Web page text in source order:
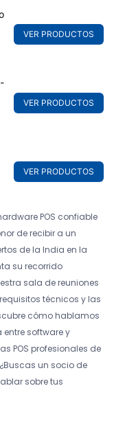
VER PRODUCTOS
VER PRODUCTOS
VER PRODUCTOS
POS confiable
de recibir a un
de la India en la
su recorrido
sala de reuniones
técnicos y las
cómo hablamos
software y
POS profesionales de
un socio de
sobre tus